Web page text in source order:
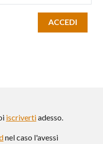
ACCEDI
iscrivertiadesso.
nel caso l'avessi